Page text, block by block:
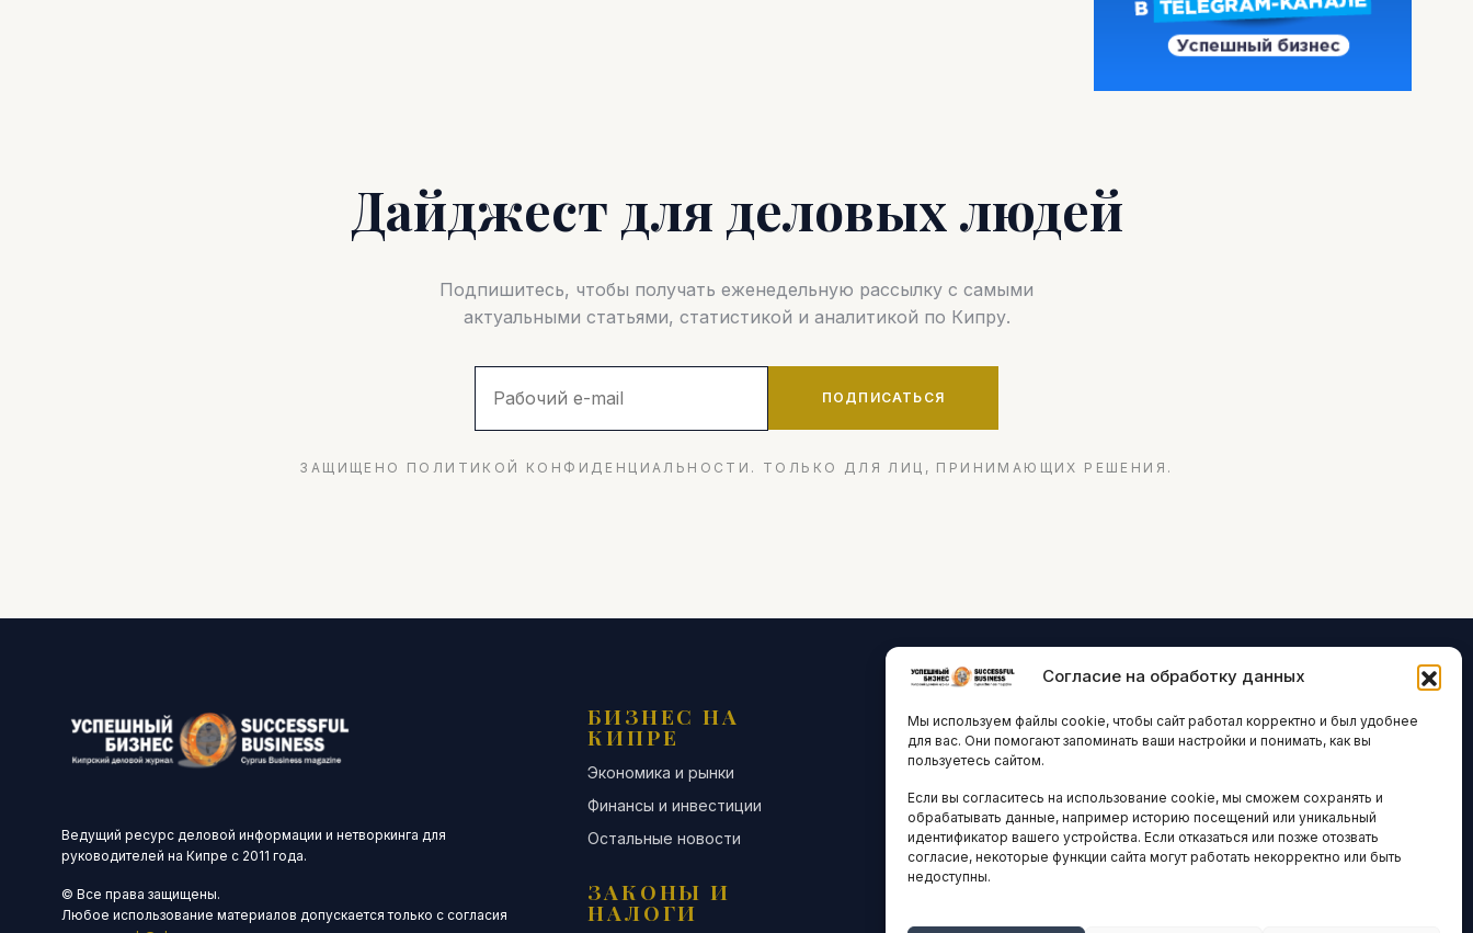
Согласие на обработку данных
Мы используем файлы cookie, чтобы сайт работал корректно и был удобнее
для вас. Они помогают запоминать ваши настройки и понимать, как вы
пользуетесь сайтом.
Если вы согласитесь на использование cookie, мы сможем сохранять и
обрабатывать данные, например историю посещений или уникальный
идентификатор вашего устройства. Если отказаться или позже отозвать
согласие, некоторые функции сайта могут работать некорректно или быть
недоступны.
Дайджест для деловых людей
Подпишитесь, чтобы получать еженедельную рассылку с самыми
актуальными статьями, статистикой и аналитикой по Кипру.
ПОДПИСАТЬСЯ
ЗАЩИЩЕНО ПОЛИТИКОЙ КОНФИДЕНЦИАЛЬНОСТИ. ТОЛЬКО ДЛЯ ЛИЦ, ПРИНИМАЮЩИХ РЕШЕНИЯ.
Ведущий ресурс деловой информации и нетворкинга для
руководителей на Кипре с 2011 года.
© Все права защищены.
Любое использование материалов допускается только с согласия
БИЗНЕС НА
КИПРЕ
Экономика и рынки
Финансы и инвестиции
Остальные новости
ЗАКОНЫ И
НАЛОГИ
ТЕХНОЛОГИИ И
ИННОВАЦИИ
Стартапы и исследования
Цифровая экономика
Остальные новости
ДЕЛОВОЕ
ARTICLES IN
ENGLISH
НАВИГАЦИЯ
Архив материалов